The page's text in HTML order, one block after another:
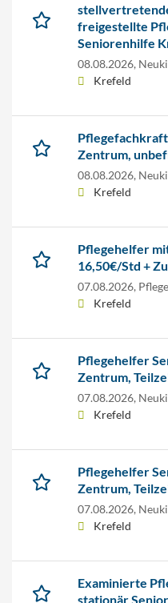
freigestellte
Seniorenhilfe
08.08.2026,
Krefeld
Zentrum,
08.08.2026,
Krefeld
Pflegehelfer
16,50€/Std +
07.08.2026,
Krefeld
Pflegehelfer
Zentrum,
07.08.2026,
Krefeld
Pflegehelfer
Zentrum,
07.08.2026,
Krefeld
Examinierte
stationär